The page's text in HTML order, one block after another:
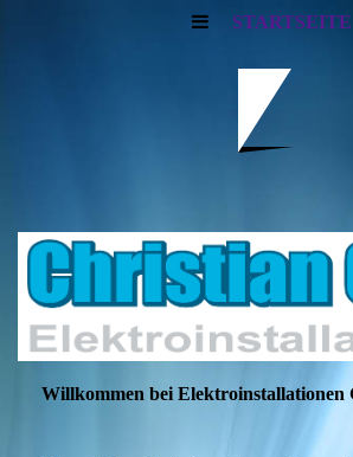
STARTSEITE
Willkommen bei Elektroinstallationen